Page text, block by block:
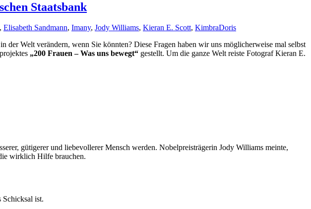
Staatsbank
, Elisabeth Sandmann, Imany, Jody Williams, Kieran E. Scott, KimbraDoris
Welt verändern, wenn Sie könnten? Diese Fragen haben wir uns möglicherweise mal selbst
„200 Frauen – Was uns bewegt“ gestellt. Um die ganze Welt reiste Fotograf Kieran E.
gütigerer und liebevollerer Mensch werden. Nobelpreisträgerin Jody Williams meinte,
wirklich Hilfe brauchen.
ist.